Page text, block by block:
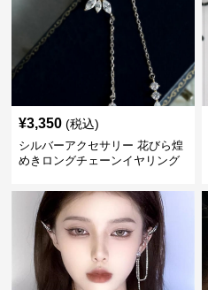
¥3,350 (税込)
シルバーアクセサリー 花びら煌
めきロングチェーンイヤリング